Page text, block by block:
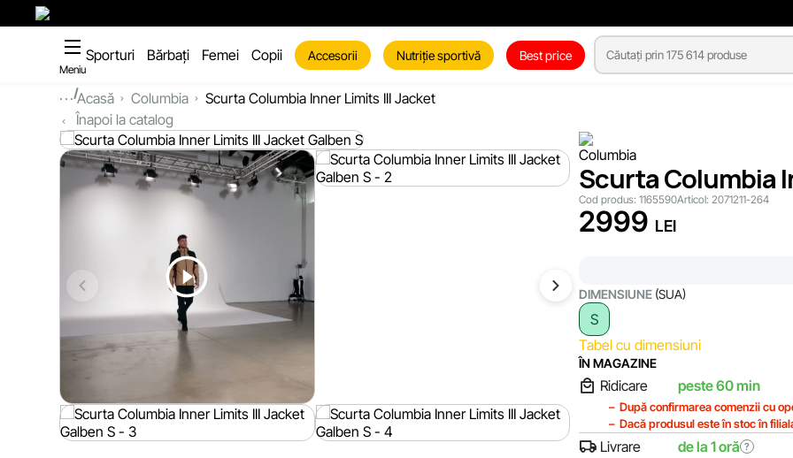
Meniu
Sporturi Bărbați Femei Copii Accesorii Nutriție sportivă Best price
...Acasă Columbia
Scurta Columbia Inner Limits III Jacket
Înapoi la catalog
Scurta Columbia
Cod produs: 1165590Articol: 2071211-264
2999 LEI
DIMENSIUNE (SUA)
S
Tabel cu dimensiuni
ÎN MAGAZINE
Ridicare peste 60 min
După confirmarea comenzii cu
Dacă produsul este în stoc în
Livrare de la 1 oră ?